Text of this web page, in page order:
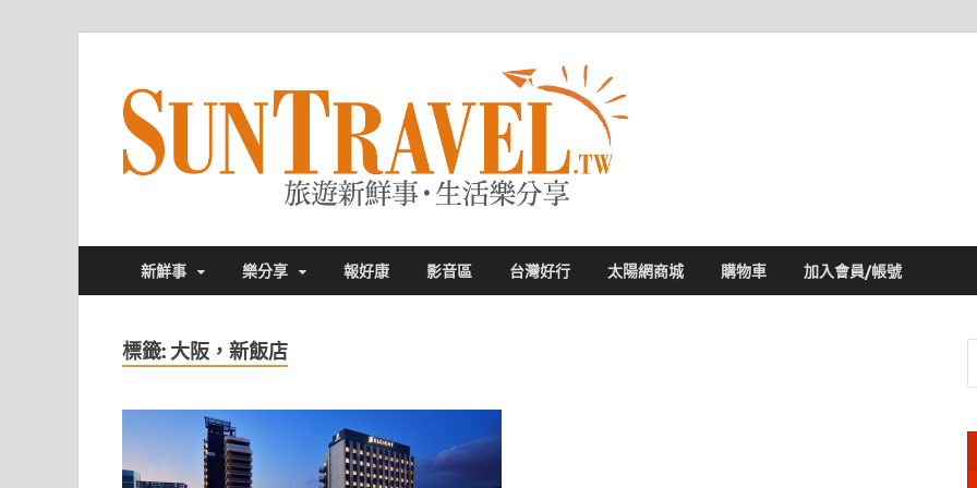
新鮮事 樂分享 報好康 影音區 台灣好行 太陽網商城 購物車 加入會員/帳號
標籤: 大阪，新飯店